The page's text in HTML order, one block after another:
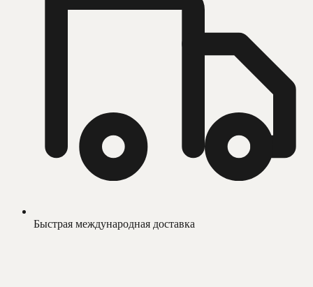
Быстрая международная доставка